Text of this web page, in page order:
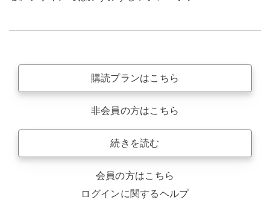
購読プランはこちら
非会員の方はこちら
続きを読む
会員の方はこちら
ログインに関するヘルプ